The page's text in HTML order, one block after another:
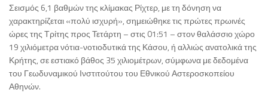
Σεισμός 6,1 βαθμών της κλίμακας Ρίχτερ, με τη δόνηση να
χαρακτηρίζεται «πολύ ισχυρή», σημειώθηκε τις πρώτες πρωινές
ώρες της Τρίτης προς Τετάρτη – στις 01:51 – στον θαλάσσιο χώρο
19 χιλιόμετρα νότια-νοτιοδυτικά της Κάσου, ή αλλιώς ανατολικά της
Κρήτης, σε εστιακό βάθος 35 χιλιομέτρων, σύμφωνα με δεδομένα
του Γεωδυναμικού Ινστιτούτου του Εθνικού Αστεροσκοπείου
Αθηνών.